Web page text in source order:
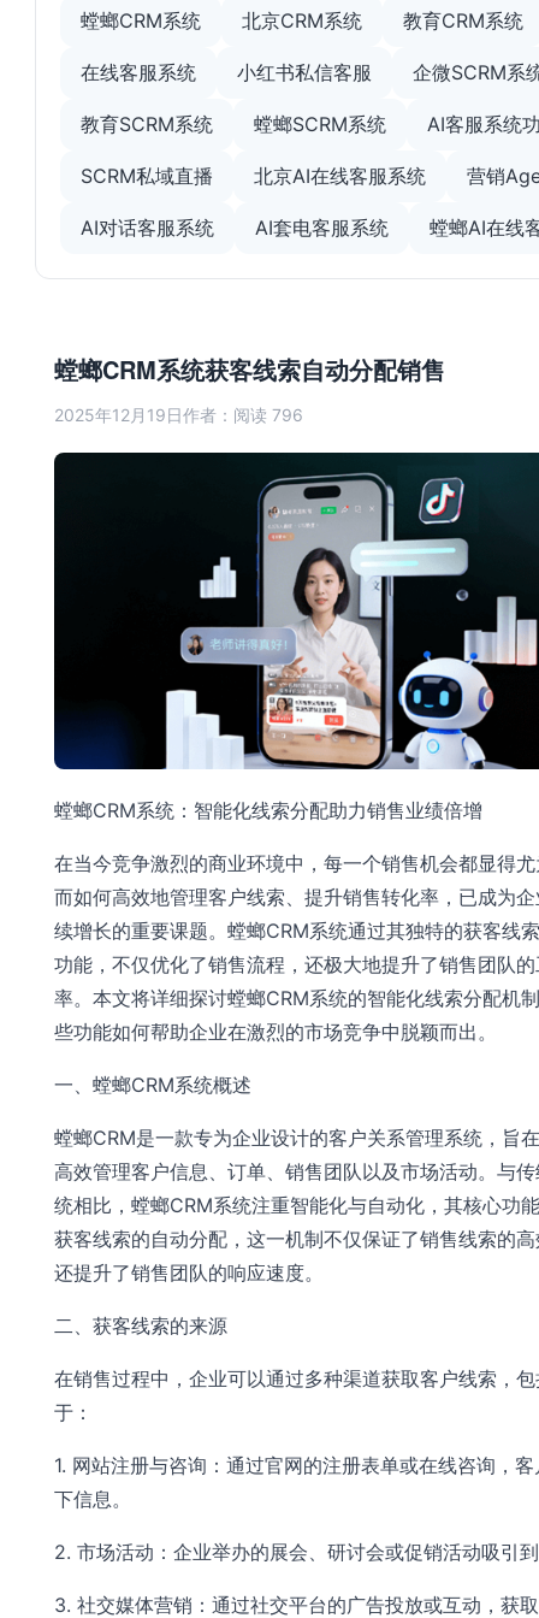
螳螂CRM系统获客线索自动分配销售
2025年12月19日作者： 阅读 796
螳螂CRM系统：智能化线索分配助力销售业绩倍增
在当今竞争激烈的商业环境中，每一个销售机会都显得
而如何高效地管理客户线索、提升销售转化率，已成为
续增长的重要课题。螳螂CRM系统通过其独特的获客线
功能，不仅优化了销售流程，还极大地提升了销售团队
率。本文将详细探讨螳螂CRM系统的智能化线索分配机
些功能如何帮助企业在激烈的市场竞争中脱颖而出。
一、螳螂CRM系统概述
螳螂CRM是一款专为企业设计的客户关系管理系统，旨
高效管理客户信息、订单、销售团队以及市场活动。与
统相比，螳螂CRM系统注重智能化与自动化，其核心功
获客线索的自动分配，这一机制不仅保证了销售线索的
还提升了销售团队的响应速度。
二、获客线索的来源
在销售过程中，企业可以通过多种渠道获取客户线索，
于：
1. 网站注册与咨询：通过官网的注册表单或在线咨询，
下信息。
2. 市场活动：企业举办的展会、研讨会或促销活动吸引
3. 社交媒体营销：通过社交平台的广告投放或互动，获
螳螂CRM系统 北京CRM系统 教育CRM系统
在线客服系统 小红书私信客服 企微SCRM系
教育SCRM系统 螳螂SCRM系统 AI客服系统
SCRM私域直播 北京AI在线客服系统 营销
AI对话客服系统 AI套电客服系统 螳螂AI在线